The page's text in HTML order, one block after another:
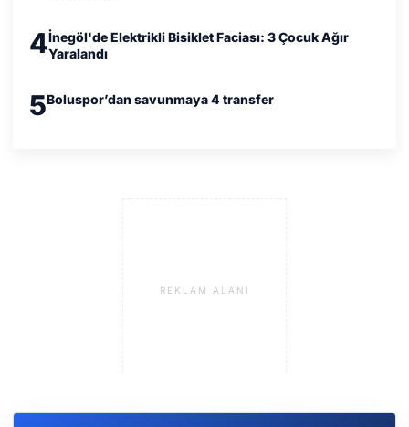
4İnegöl'de Elektrikli Bisiklet Faciası: 3 Çocuk Ağır
Yaralandı
5Boluspor’dan savunmaya 4 transfer
REKLAM ALANI